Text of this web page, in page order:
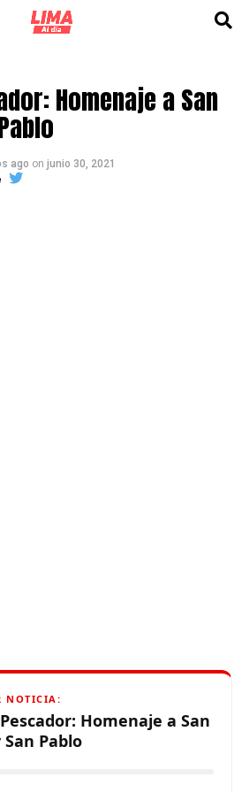
Homenaje a San
ago on junio 30, 2021
NOTICIA:
Homenaje a San
Pablo